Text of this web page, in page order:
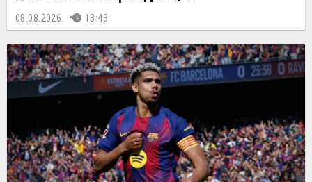
08.08.2026. 13:43